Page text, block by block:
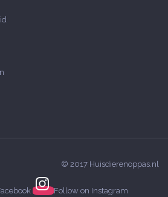
© 2017 Huisdierenoppas.nl
Follow on Instagram